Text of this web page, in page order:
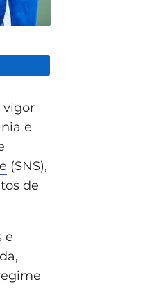
vigor
e
(SNS),
de
e